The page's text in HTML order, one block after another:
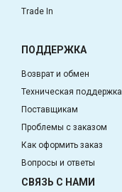
Trade In
ПОДДЕРЖКА
Возврат и обмен
Техническая поддержка
Поставщикам
Проблемы с заказом
Как оформить заказ
Вопросы и ответы
СВЯЗЬ С НАМИ